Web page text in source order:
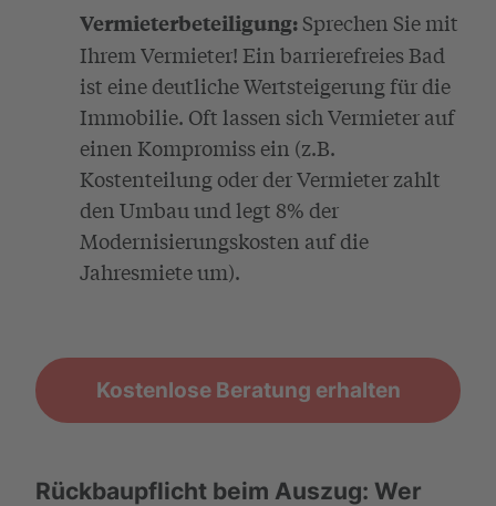
Vermieterbeteiligung: Sprechen Sie mit
Ihrem Vermieter! Ein barrierefreies Bad
ist eine deutliche Wertsteigerung für die
Immobilie. Oft lassen sich Vermieter auf
einen Kompromiss ein (z.B.
Kostenteilung oder der Vermieter zahlt
den Umbau und legt 8% der
Modernisierungskosten auf die
Jahresmiete um).
Kostenlose Beratung erhalten
Rückbaupflicht beim Auszug: Wer